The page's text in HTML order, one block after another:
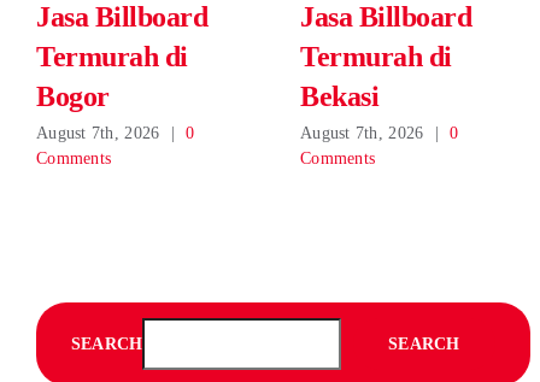
Jasa Billboard
Termurah di
Bogor
August 7th, 2026
0
Comments
Jasa Billboard
Termurah di
Bekasi
August 7th, 2026
0
Comments
SEARCH SEARCH